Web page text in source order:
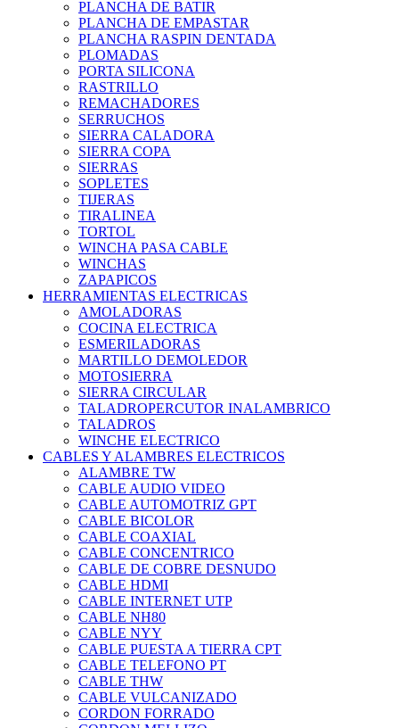
PLANCHA DE BATIR
PLANCHA DE EMPASTAR
PLANCHA RASPIN DENTADA
PLOMADAS
PORTA SILICONA
RASTRILLO
REMACHADORES
SERRUCHOS
SIERRA CALADORA
SIERRA COPA
SIERRAS
SOPLETES
TIJERAS
TIRALINEA
TORTOL
WINCHA PASA CABLE
WINCHAS
ZAPAPICOS
HERRAMIENTAS ELECTRICAS
AMOLADORAS
COCINA ELECTRICA
ESMERILADORAS
MARTILLO DEMOLEDOR
MOTOSIERRA
SIERRA CIRCULAR
TALADROPERCUTOR INALAMBRICO
TALADROS
WINCHE ELECTRICO
CABLES Y ALAMBRES ELECTRICOS
ALAMBRE TW
CABLE AUDIO VIDEO
CABLE AUTOMOTRIZ GPT
CABLE BICOLOR
CABLE COAXIAL
CABLE CONCENTRICO
CABLE DE COBRE DESNUDO
CABLE HDMI
CABLE INTERNET UTP
CABLE NH80
CABLE NYY
CABLE PUESTA A TIERRA CPT
CABLE TELEFONO PT
CABLE THW
CABLE VULCANIZADO
CORDON FORRADO